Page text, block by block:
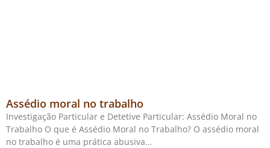
Assédio moral no trabalho
Investigação Particular e Detetive Particular: Assédio Moral no
Trabalho O que é Assédio Moral no Trabalho? O assédio moral
no trabalho é uma prática abusiva